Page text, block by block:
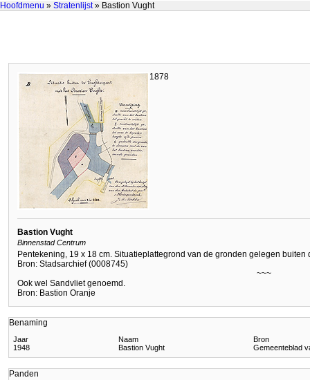
Hoofdmenu » Stratenlijst» Bastion Vught
1878
Bastion Vught
Binnenstad Centrum
Pentekening, 19 x 18 cm. Situatieplattegrond van de gronden gelegen
Bron: Stadsarchief (0008745)
~~~
Ook wel Sandvliet genoemd.
Bron: Bastion Oranje
Benaming
Jaar Naam
Bron
1948
Bastion Vught Gemeenteblad
Panden